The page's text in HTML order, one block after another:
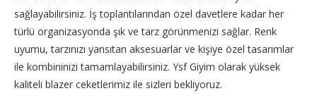
sağlayabilirsiniz. İş toplantılarından özel davetlere kadar her
türlü organizasyonda şık ve tarz görünmenizi sağlar. Renk
uyumu, tarzınızı yansıtan aksesuarlar ve kişiye özel tasarımlar
ile kombininizi tamamlayabilirsiniz. Ysf Giyim olarak yüksek
kaliteli blazer ceketlerimiz ile sizleri bekliyoruz.